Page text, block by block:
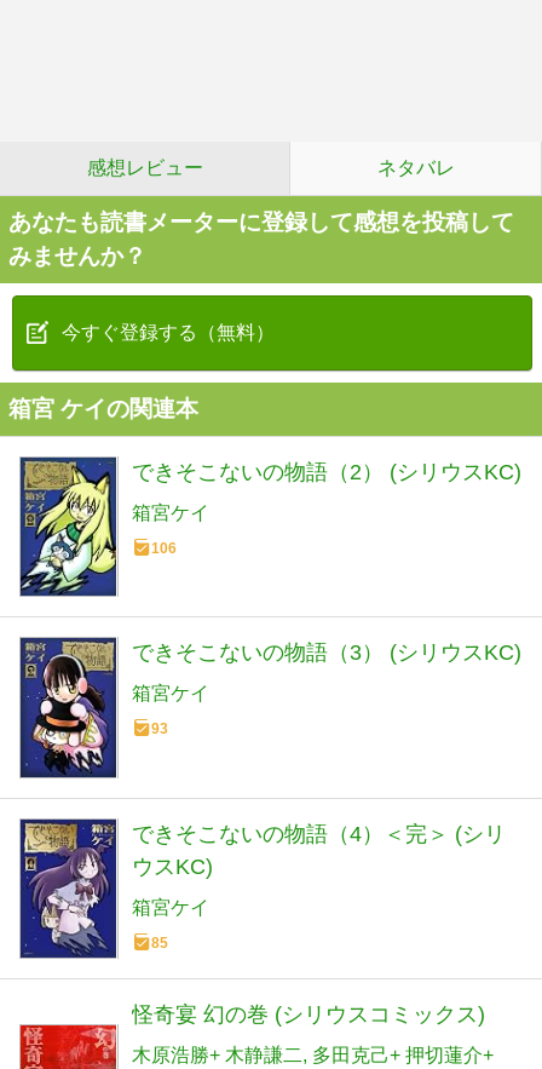
感想レビュー ネタバレ
あなたも読書メーターに登録して感想を投稿して
みませんか？
今すぐ登録する（無料）
箱宮 ケイの関連本
できそこないの物語（2） (シリウスKC)
箱宮ケイ
106
できそこないの物語（3） (シリウスKC)
箱宮ケイ
93
できそこないの物語（4）＜完＞ (シリ
ウスKC)
箱宮ケイ
85
怪奇宴 幻の巻 (シリウスコミックス)
木原浩勝+ 木静謙二
多田克己+ 押切蓮介+